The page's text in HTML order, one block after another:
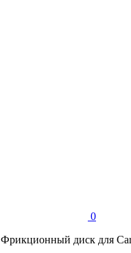
0
Фрикционный диск для